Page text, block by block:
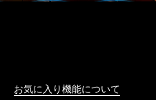
お気に入り機能について